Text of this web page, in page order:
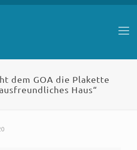
dem GOA die Plakette
Haus“